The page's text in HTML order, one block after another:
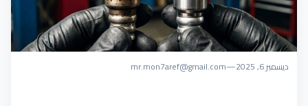
ديسمبر 6, 2025 —
mr.mon7aref@gmail.com